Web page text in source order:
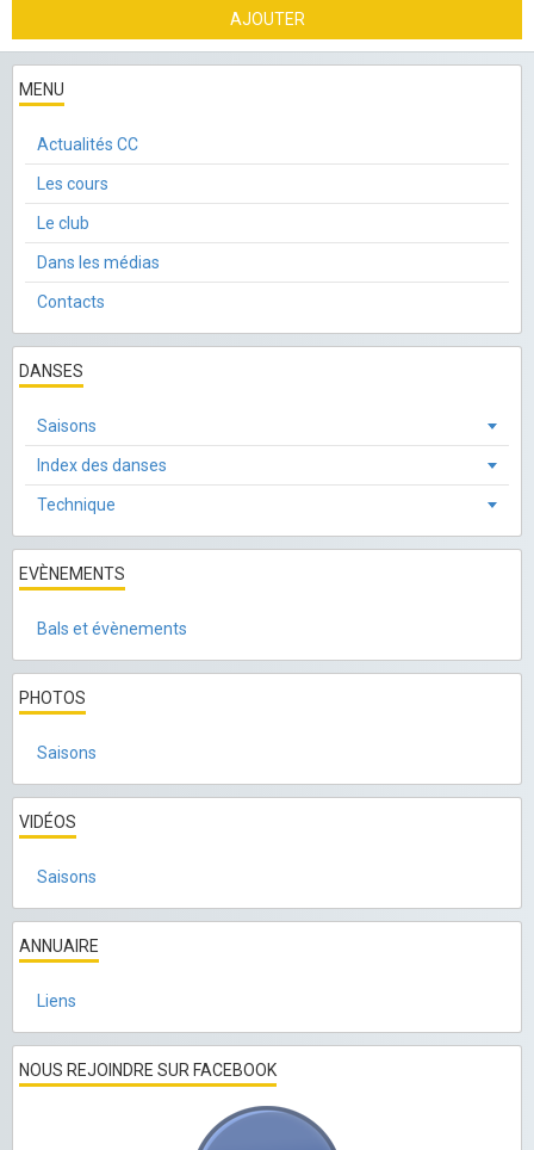
AJOUTER
MENU
Actualités CC
Les cours
Le club
Dans les médias
Contacts
DANSES
Saisons
Index des danses
Technique
EVÈNEMENTS
Bals et évènements
PHOTOS
Saisons
VIDÉOS
Saisons
ANNUAIRE
Liens
NOUS REJOINDRE SUR FACEBOOK